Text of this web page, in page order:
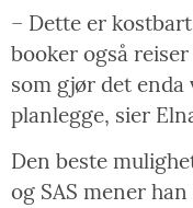
– Dette er
booker også
som gjør det enda
planlegge, sier
Den beste
og SAS mener